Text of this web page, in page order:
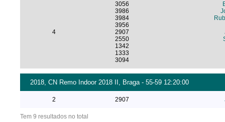
4
3056
3986
3984
3956
2907
2550
1342
1333
3094
2018, CN Remo Indoor 2018 II, Braga - 55-59 12:20:00
2 2907
Tem 9 resultados no total